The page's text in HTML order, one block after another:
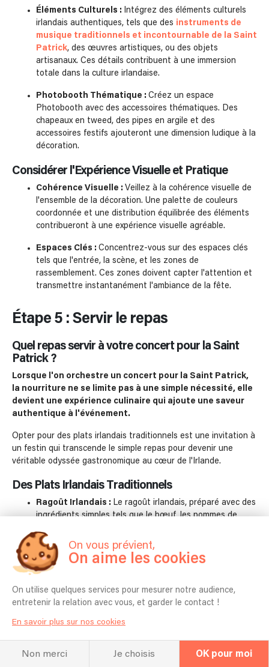
Éléments Culturels : Intégrez des éléments culturels
irlandais authentiques, tels que des instruments de
musique traditionnels et incontournable de la Saint
Patrick, des œuvres artistiques, ou des objets
artisanaux. Ces détails contribuent à une immersion
totale dans la culture irlandaise.
Photobooth Thématique : Créez un espace
Photobooth avec des accessoires thématiques. Des
chapeaux en tweed, des pipes en argile et des
accessoires festifs ajouteront une dimension ludique à la
décoration.
Considérer l'Expérience Visuelle et Pratique
Cohérence Visuelle : Veillez à la cohérence visuelle de
l'ensemble de la décoration. Une palette de couleurs
coordonnée et une distribution équilibrée des éléments
contribueront à une expérience visuelle agréable.
Espaces Clés : Concentrez-vous sur des espaces clés
tels que l'entrée, la scène, et les zones de
rassemblement. Ces zones doivent capter l'attention et
transmettre instantanément l'ambiance de la fête.
Étape 5 : Servir le repas
Quel repas servir à votre concert pour la Saint
Patrick ?
Lorsque l'on orchestre un concert pour la Saint Patrick,
la nourriture ne se limite pas à une simple nécessité, elle
devient une expérience culinaire qui ajoute une saveur
authentique à l'événement.
Opter pour des plats irlandais traditionnels est une invitation à
un festin qui transcende le simple repas pour devenir une
véritable odyssée gastronomique au cœur de l'Irlande.
Des Plats Irlandais Traditionnels
Ragoût Irlandais : Le ragoût irlandais, préparé avec des
ingrédients simples tels que le bœuf, les pommes de
immersion dans la cuisine irlandaise authentique. Les
saveurs robustes et réconfortantes en font un choix
idéal pour une célébration conviviale.
Colcannon : Ce plat classique mélange purée de
pommes de terre et chou frisé ou chou vert. Il incarne la
touche de sophistication. Le colcannon ajoute une
texture crémeuse et une palette de saveurs riches à la
table.
On vous prévient,
On aime les cookies
On utilise quelques services pour mesurer notre audience,
entretenir la relation avec vous, et garder le contact !
En savoir plus sur nos cookies
Non merci Je choisis OK pour moi